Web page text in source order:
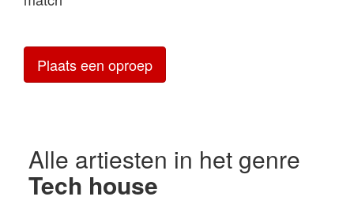
Plaats een oproep
Alle artiesten in het genre
Tech house